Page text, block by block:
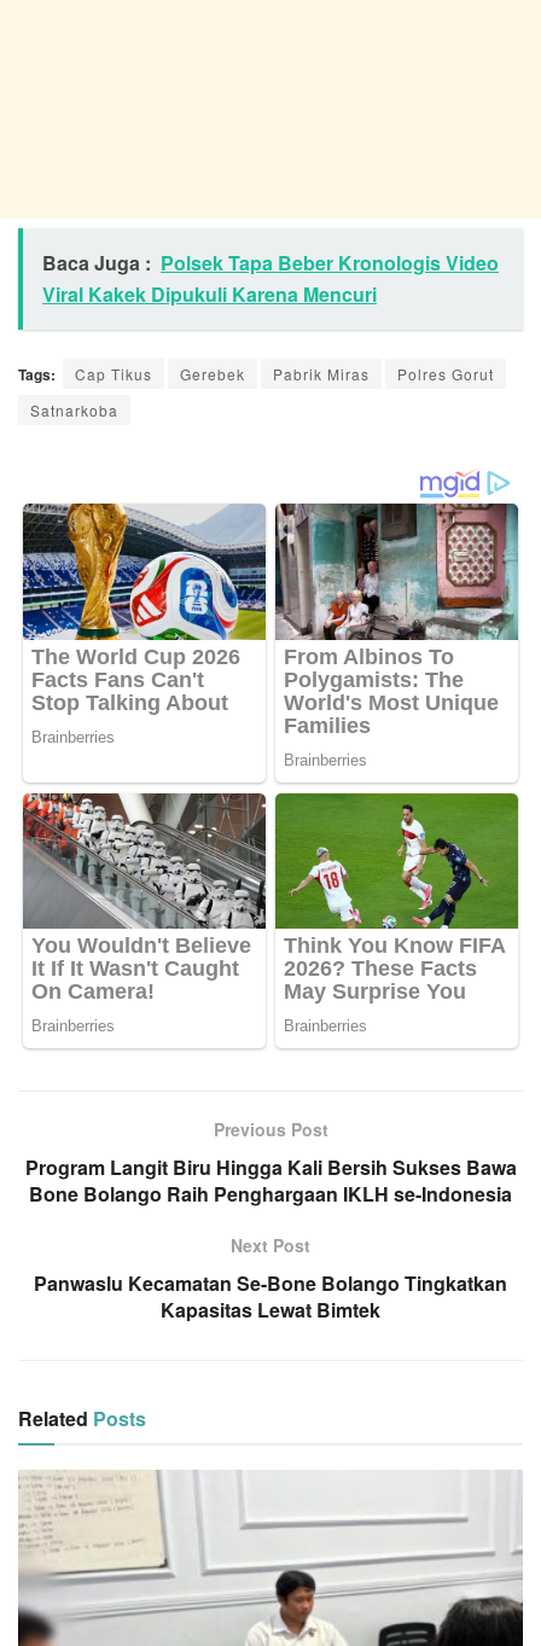
Baca Juga : Polsek Tapa Beber Kronologis Video
Viral Kakek Dipukuli Karena Mencuri
Tags: Cap Tikus Gerebek Pabrik Miras
Polres Gorut
Satnarkoba
Previous Post
Program Langit Biru Hingga Kali Bersih Sukses Bawa
Bone Bolango Raih Penghargaan IKLH se-Indonesia
Next Post
Panwaslu Kecamatan Se-Bone Bolango Tingkatkan
Kapasitas Lewat Bimtek
Related Posts